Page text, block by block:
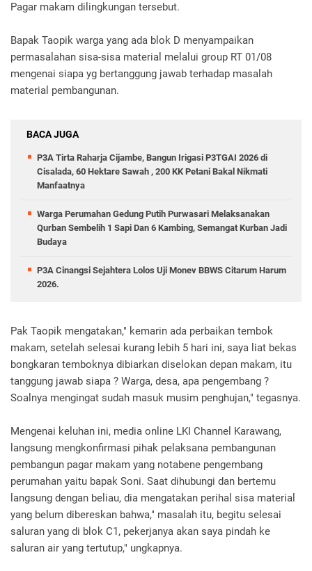
Pagar makam dilingkungan tersebut.
Bapak Taopik warga yang ada blok D menyampaikan
permasalahan sisa-sisa material melalui group RT 01/08
mengenai siapa yg bertanggung jawab terhadap masalah
material pembangunan.
BACA JUGA
P3A Tirta Raharja Cijambe, Bangun Irigasi P3TGAI 2026 di
Cisalada, 60 Hektare Sawah , 200 KK Petani Bakal Nikmati
Manfaatnya
Warga Perumahan Gedung Putih Purwasari Melaksanakan
Qurban Sembelih 1 Sapi Dan 6 Kambing, Semangat Kurban Jadi
Budaya
P3A Cinangsi Sejahtera Lolos Uji Monev BBWS Citarum Harum
2026.
Pak Taopik mengatakan," kemarin ada perbaikan tembok
makam, setelah selesai kurang lebih 5 hari ini, saya liat bekas
bongkaran temboknya dibiarkan diselokan depan makam, itu
tanggung jawab siapa ? Warga, desa, apa pengembang ?
Soalnya mengingat sudah masuk musim penghujan," tegasnya.
Mengenai keluhan ini, media online LKI Channel Karawang,
langsung mengkonfirmasi pihak pelaksana pembangunan
pembangun pagar makam yang notabene pengembang
perumahan yaitu bapak Soni. Saat dihubungi dan bertemu
langsung dengan beliau, dia mengatakan perihal sisa material
yang belum dibereskan bahwa," masalah itu, begitu selesai
saluran yang di blok C1, pekerjanya akan saya pindah ke
saluran air yang tertutup," ungkapnya.